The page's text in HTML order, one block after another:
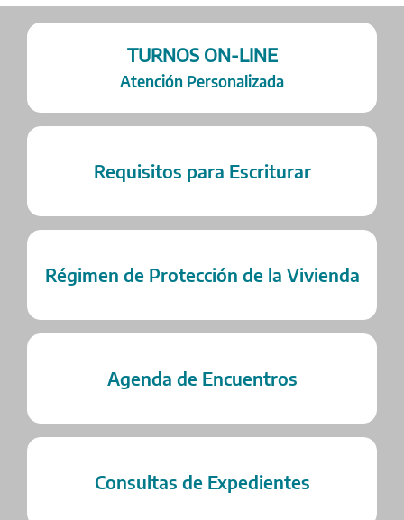
TURNOS ON-LINE
Atención Personalizada
Requisitos para Escriturar
Régimen de Protección de la Vivienda
Agenda de Encuentros
Consultas de Expedientes